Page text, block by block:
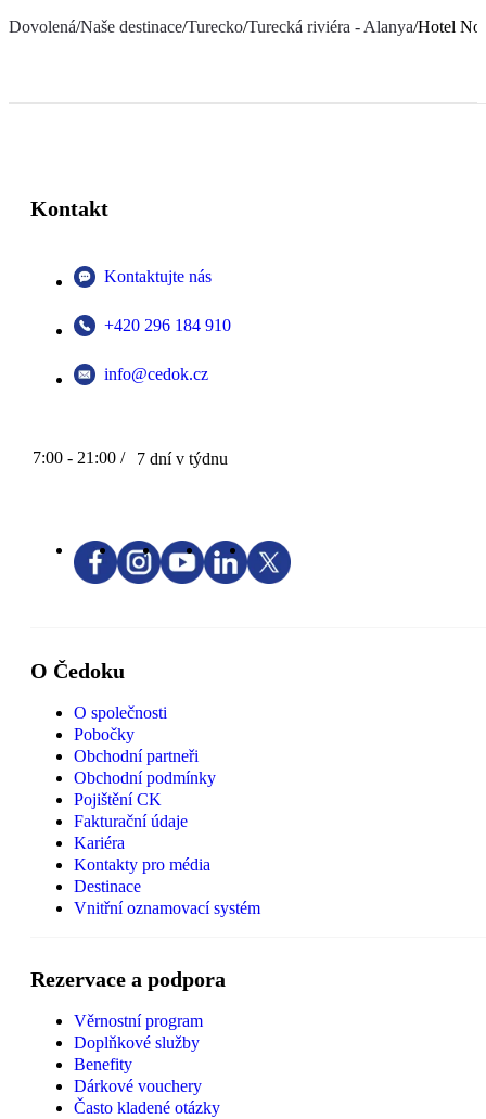
Dovolená/Naše destinace/Turecko/Turecká riviéra - Alanya/Hotel
Kontakt
Kontaktujte nás
+420 296 184 910
info@cedok.cz
7:00 - 21:00 / 7 dní v týdnu
O Čedoku
O společnosti
Pobočky
Obchodní partneři
Obchodní podmínky
Pojištění CK
Fakturační údaje
Kariéra
Kontakty pro média
Destinace
Vnitřní oznamovací systém
Rezervace a podpora
Věrnostní program
Doplňkové služby
Benefity
Dárkové vouchery
Často kladené otázky